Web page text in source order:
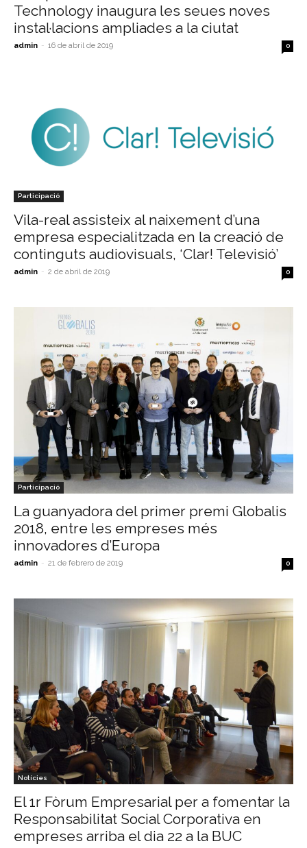
Technology inaugura les seues noves
instal·lacions ampliades a la ciutat
admin - 16 de abril de 2019 0
Participació
Vila-real assisteix al naixement d’una
empresa especialitzada en la creació de
continguts audiovisuals, ‘Clar! Televisió’
admin - 2 de abril de 2019 0
Participació
La guanyadora del primer premi Globalis
2018, entre les empreses més
innovadores d’Europa
admin - 21 de febrero de 2019 0
Notícies
El 1r Fòrum Empresarial per a fomentar la
Responsabilitat Social Corporativa en
empreses arriba el dia 22 a la BUC